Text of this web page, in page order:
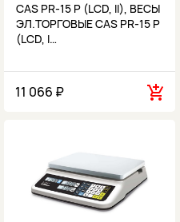
CAS PR-15 P (LCD, II), ВЕСЫ
ЭЛ.ТОРГОВЫЕ CAS PR-15 P
(LCD, I…
11 066 ₽